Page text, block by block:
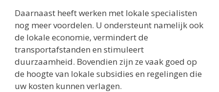
Daarnaast heeft werken met lokale specialisten
nog meer voordelen. U ondersteunt namelijk ook
de lokale economie, vermindert de
transportafstanden en stimuleert
duurzaamheid. Bovendien zijn ze vaak goed op
de hoogte van lokale subsidies en regelingen die
uw kosten kunnen verlagen.